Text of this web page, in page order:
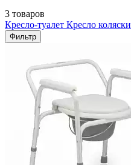
3 товаров
Кресло-туалет Кресло коляски
Фильтр